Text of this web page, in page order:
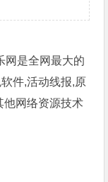
网是全网最大的
件,活动线报,原
他网络资源技术